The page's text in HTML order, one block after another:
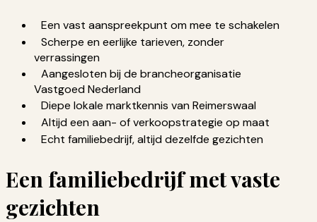
Een vast aanspreekpunt om mee te schakelen
Scherpe en eerlijke tarieven, zonder
verrassingen
Aangesloten bij de brancheorganisatie
Vastgoed Nederland
Diepe lokale marktkennis van Reimerswaal
Altijd een aan- of verkoopstrategie op maat
Echt familiebedrijf, altijd dezelfde gezichten
Een familiebedrijf met vaste
gezichten